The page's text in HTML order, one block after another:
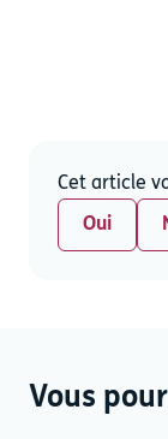
Cet article
Oui
Vous